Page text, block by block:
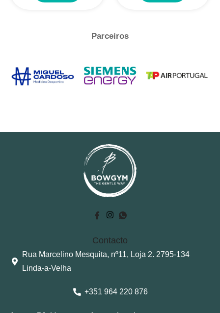
Parceiros
Contacto
Rua Marcelino Mesquita, nº11, Loja 2. 2795-134
Linda-a-Velha
+351 964 220 876